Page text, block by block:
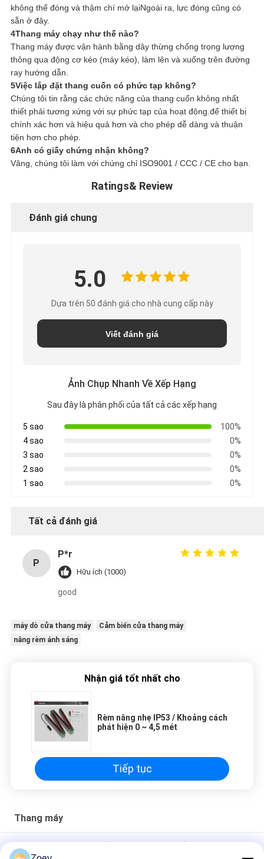
không thể đóng và thậm chí mở lạiNgoài ra, lực đóng cũng có
sẵn ở đây.
4Thang máy chạy như thế nào?
Thang máy được vận hành bằng dây thừng chống trọng lượng
thông qua động cơ kéo (máy kéo), làm lên và xuống trên đường
ray hướng dẫn.
5Việc lắp đặt thang cuốn có phức tạp không?
Chúng tôi tin rằng các chức năng của thang cuốn không nhất
thiết phải tương xứng với sự phức tạp của hoạt động.để thiết bị
chính xác hơn và hiệu quả hơn và cho phép dễ dàng và thuận
tiện hơn cho phép.
6Anh có giấy chứng nhận không?
Vâng, chúng tôi làm với chứng chỉ ISO9001 / CCC / CE cho bạn.
Ratings& Review
Đánh giá chung
5.0
Dựa trên 50 đánh giá cho nhà cung cấp này
Viết đánh giá
Ảnh Chụp Nhanh Về Xếp Hạng
Sau đây là phân phối của tất cả các xếp hạng
5 sao
100%
4 sao
0%
3 sao
0%
2 sao
0%
1 sao
0%
Tất cả đánh giá
P
P*r
Hữu ích (1000)
good
máy dò cửa thang máy
Cảm biến cửa thang máy
nâng rèm ánh sáng
Nhận giá tốt nhất cho
Rèm nâng nhẹ IP53 / Khoảng cách
phát hiện 0 ~ 4,5 mét
Tiếp tục
Thang máy
Đầu dò cửa thang máy hồng ngoại cho hệ thống cửa thang